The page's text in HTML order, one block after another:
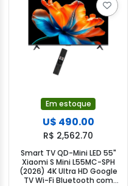
Em estoque
U$ 490.00
R$ 2,562.70
Smart TV QD-Mini LED 55"
Xiaomi S Mini L55MC-SPH
(2026) 4K Ultra HD Google
TV Wi-Fi Bluetooth com